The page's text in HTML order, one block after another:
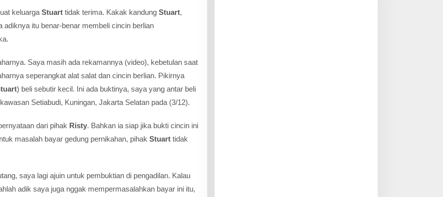
keluarga Stuarttidak terima. Kakak kandung Stuart,
adiknya itu benar-benar membeli cincin berlian
Saya masih ada rekamannya (video), kebetulan saat
seperangkat alat salat dan cincin berlian. Pikirnya
) beli sebutir kecil. Ini ada buktinya, saya yang antar beli
Setiabudi, Kuningan, Jakarta Selatan pada (3/12).
dari pihak Risty. Bahkan ia siap jika bukti cincin ini
masalah bayar gedung pernikahan, pihak Stuarttidak
saya lagi ajuin untuk pembuktian di pengadilan. Kalau
adik saya juga nggak mempermasalahkan bayar ini itu,